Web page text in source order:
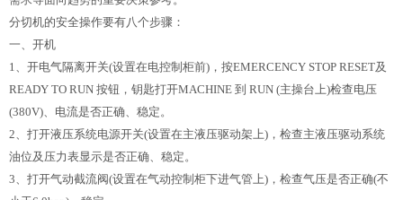
分切机的安全操作要有八个步骤：
一、开机
1、开电气隔离开关(设置在电控制柜前)，按EMERCENCY STOP RESET及
READY TO RUN 按钮，钥匙打开MACHINE 到 RUN (主操台上)检查电压
(380V)、电流是否正确、稳定。
2、打开液压系统电源开关(设置在主液压驱动架上)，检查主液压驱动系统
油位及压力表显示是否正确、稳定。
3、打开气动截流阀(设置在气动控制柜下进气管上)，检查气压是否正确(不